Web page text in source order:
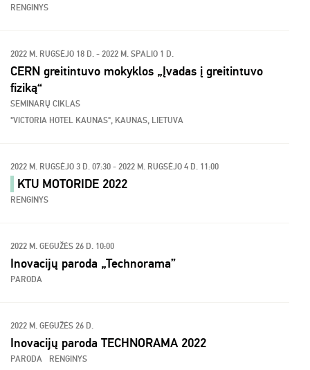
RENGINYS
2022 M. RUGSĖJO 18 D. - 2022 M. SPALIO 1 D.
CERN greitintuvo mokyklos „Įvadas į greitintuvo
fiziką“
SEMINARŲ CIKLAS
"VICTORIA HOTEL KAUNAS", KAUNAS, LIETUVA
2022 M. RUGSĖJO 3 D. 07:30 - 2022 M. RUGSĖJO 4 D. 11:00
KTU MOTORIDE 2022
RENGINYS
2022 M. GEGUŽĖS 26 D. 10:00
Inovacijų paroda „Technorama”
PARODA
2022 M. GEGUŽĖS 26 D.
Inovacijų paroda TECHNORAMA 2022
PARODA
RENGINYS